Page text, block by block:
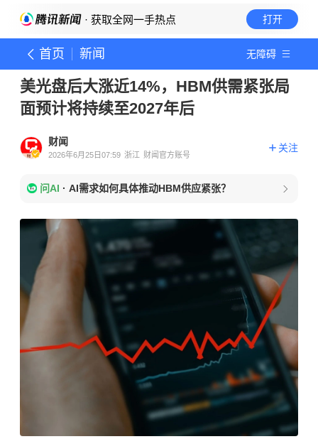
· 获取全网一手热点 打开
首页 新闻 无障碍
美光盘后大涨近14%，HBM供需紧张局
面预计将持续至2027年后
财闻
2026年6月25日07:59 浙江 财闻官方账号
关注
问AI · AI需求如何具体推动HBM供应紧张？